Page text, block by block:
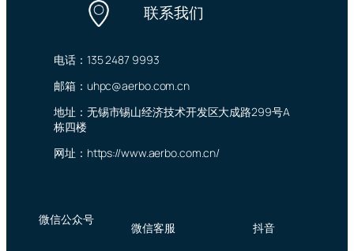
联系我们
电话：135 2487 9993
邮箱：uhpc@aerbo.com.cn
地址：无锡市锡山经济技术开发区大成路299号A
栋四楼
网址：https://www.aerbo.com.cn/
微信公众号
微信客服 抖音